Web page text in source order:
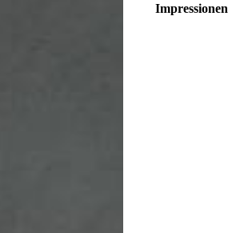
Impressionen